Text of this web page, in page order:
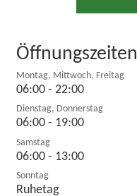
Öffnungszeiten
Montag, Mittwoch, Freitag
06:00 - 22:00
Dienstag, Donnerstag
06:00 - 19:00
Samstag
06:00 - 13:00
Sonntag
Ruhetag